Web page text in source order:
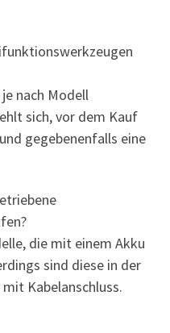
nach Modell
sich, vor dem Kauf
gegebenenfalls eine
die mit einem Akku
sind diese in der
Kabelanschluss.